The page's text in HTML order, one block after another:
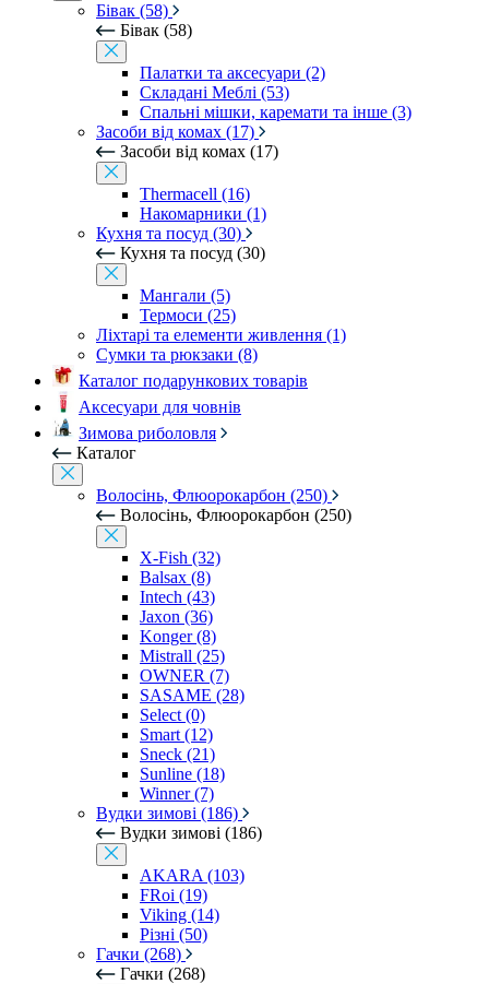
Бівак (58)
Бівак (58)
Палатки та аксесуари (2)
Складані Меблі (53)
Спальні мішки, каремати та інше (3)
Засоби від комах (17)
Засоби від комах (17)
Thermacell (16)
Накомарники (1)
Кухня та посуд (30)
Кухня та посуд (30)
Мангали (5)
Термоси (25)
Ліхтарі та елементи живлення (1)
Сумки та рюкзаки (8)
Каталог подарункових товарів
Аксесуари для човнів
Зимова риболовля
Каталог
Волосінь, Флюорокарбон (250)
Волосінь, Флюорокарбон (250)
X-Fish (32)
Balsax (8)
Intech (43)
Jaxon (36)
Konger (8)
Mistrall (25)
OWNER (7)
SASAME (28)
Select (0)
Smart (12)
Sneck (21)
Sunline (18)
Winner (7)
Вудки зимові (186)
Вудки зимові (186)
AKARA (103)
FRoi (19)
Viking (14)
Різні (50)
Гачки (268)
Гачки (268)